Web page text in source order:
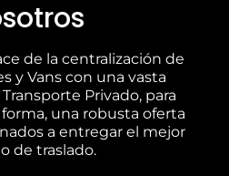
de la centralización de
y Vans con una vasta
Privado, para
una robusta oferta
a entregar el mejor
de traslado.